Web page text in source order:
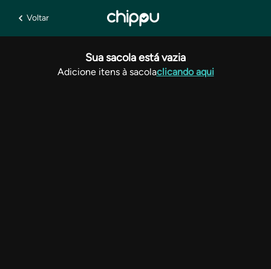
Voltar
Sua sacola está vazia
Adicione itens à sacolaclicando aqui